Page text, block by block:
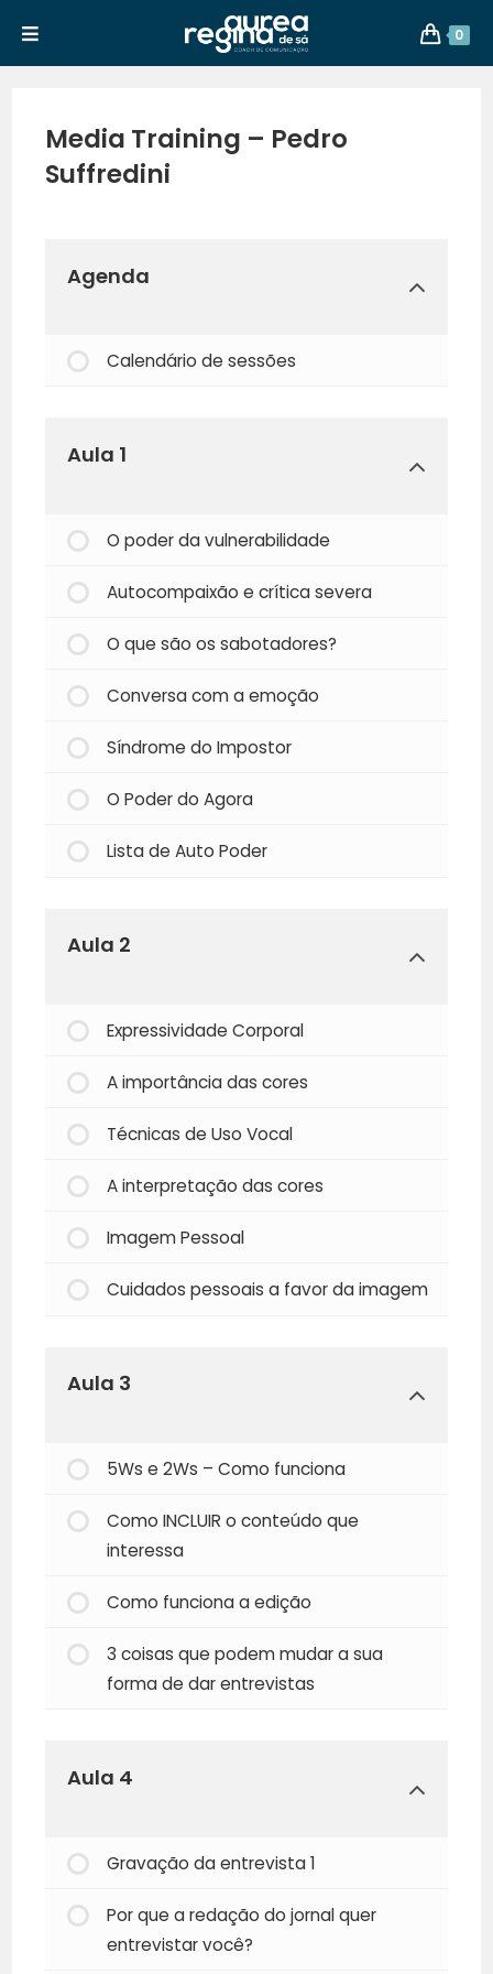
0
Media Training – Pedro
Suffredini
Agenda
Calendário de sessões
Aula 1
O poder da vulnerabilidade
Autocompaixão e crítica severa
O que são os sabotadores?
Conversa com a emoção
Síndrome do Impostor
O Poder do Agora
Lista de Auto Poder
Aula 2
Expressividade Corporal
A importância das cores
Técnicas de Uso Vocal
A interpretação das cores
Imagem Pessoal
Cuidados pessoais a favor da imagem
Aula 3
5Ws e 2Ws – Como funciona
Como INCLUIR o conteúdo que
interessa
Como funciona a edição
3 coisas que podem mudar a sua
forma de dar entrevistas
Aula 4
Gravação da entrevista 1
Por que a redação do jornal quer
entrevistar você?